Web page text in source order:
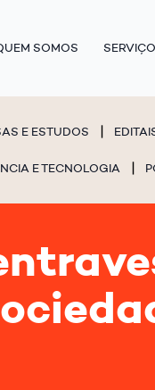
SOMOS
E ESTUDOS
E TECNOLOGIA